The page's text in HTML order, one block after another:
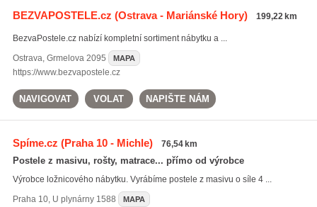
BEZVAPOSTELE.cz (Ostrava - Mariánské Hory) 199,22 km
BezvaPostele.cz nabízí kompletní sortiment nábytku a ...
Ostrava, Grmelova 2095 MAPA
https://www.bezvapostele.cz
NAVIGOVAT VOLAT NAPIŠTE NÁM
Spíme.cz (Praha 10 - Michle) 76,54 km
Postele z masivu, rošty, matrace... přímo od výrobce
Výrobce ložnicového nábytku. Vyrábíme postele z masivu o síle 4 ...
Praha 10, U plynárny 1588 MAPA